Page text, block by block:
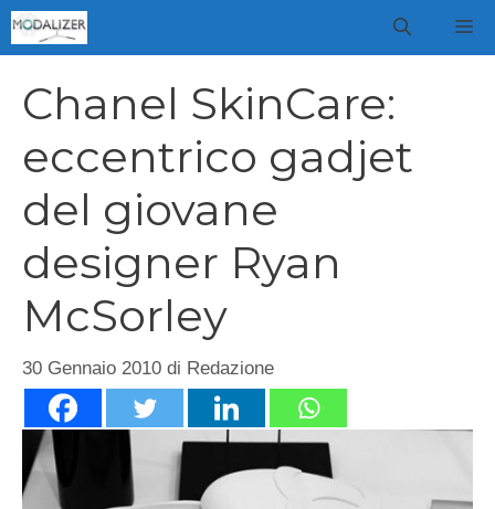
Vai
al
Chanel SkinCare:
eccentrico gadjet
del giovane
designer Ryan
McSorley
30 Gennaio 2010 di Redazione